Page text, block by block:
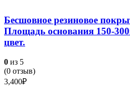
Бесшовное резиновое
Площадь основания 150-
цвет.
0 из 5
(0 отзыв)
3,400₽